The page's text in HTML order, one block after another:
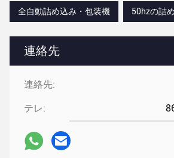
連絡先
連絡先:
テレ:
全自動詰め込み・包装機 50hzの詰